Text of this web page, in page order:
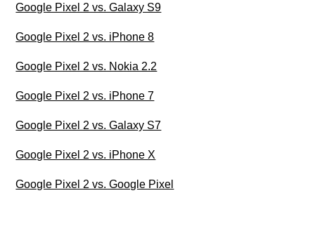
Google Pixel 2 vs. Galaxy S9
Google Pixel 2 vs. iPhone 8
Google Pixel 2 vs. Nokia 2.2
Google Pixel 2 vs. iPhone 7
Google Pixel 2 vs. Galaxy S7
Google Pixel 2 vs. iPhone X
Google Pixel 2 vs. Google Pixel